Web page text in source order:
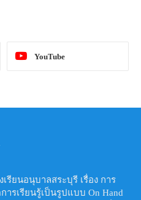
YouTube
เรียนอนุบาลสระบุรี เรื่อง การ
ารเรียนรู้เป็นรูปแบบ On Hand